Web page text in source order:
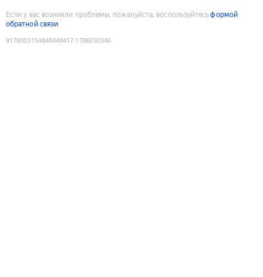
Если у вас возникли проблемы, пожалуйста, воспользуйтесьформой
обратной связи
9178003154848449417:1786030346